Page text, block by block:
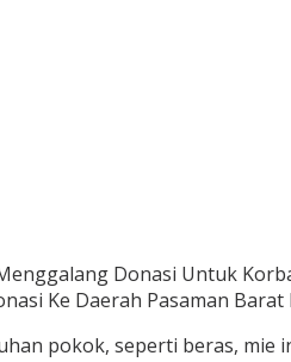
Donasi Untuk
Ke Daerah Pasaman Barat
pokok, seperti beras, mie